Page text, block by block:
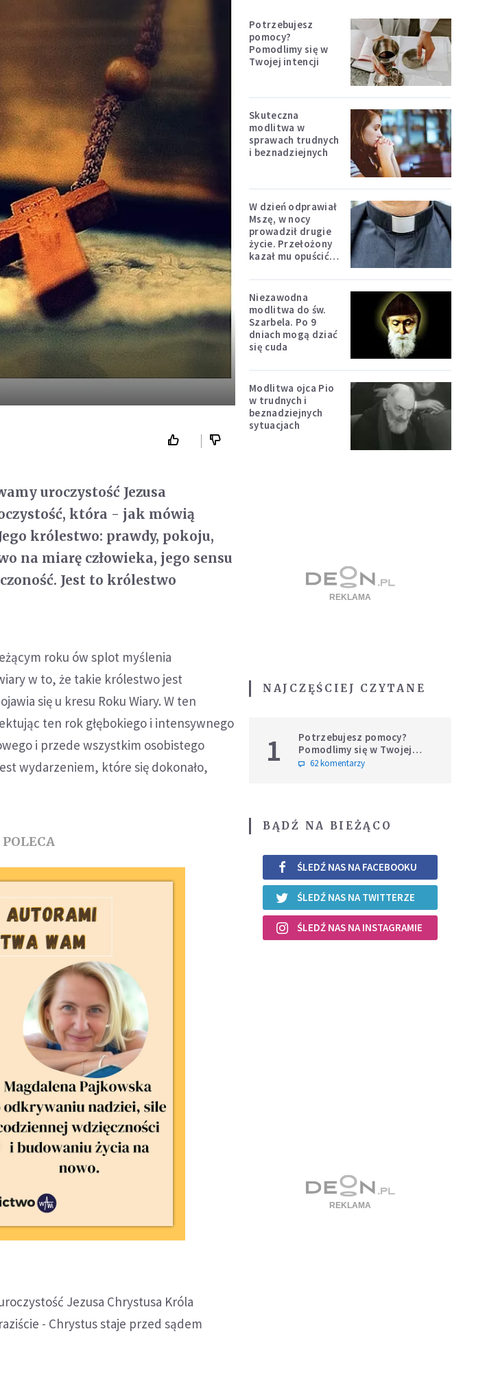
uroczystość Jezusa
która - jak mówią
królestwo: prawdy, pokoju,
na miarę człowieka, jego sensu
Jest to królestwo
roku ów splot myślenia
w to, że takie królestwo jest
się u kresu Roku Wiary. W ten
ten rok głębokiego i intensywnego
i przede wszystkim osobistego
wydarzeniem, które się dokonało,
Jezusa Chrystusa Króla
- Chrystus staje przed sądem
Potrzebujesz
pomocy?
Pomodlimy się w
Twojej intencji
Skuteczna
modlitwa w
sprawach trudnych
i beznadziejnych
W dzień odprawiał
Mszę, w nocy
prowadził drugie
życie. Przełożony
kazał mu opuścić
Niezawodna
modlitwa do św.
Szarbela. Po 9
dniach mogą dziać
się cuda
Modlitwa ojca Pio
w trudnych i
beznadziejnych
sytuacjach
NAJCZĘŚCIEJ CZYTANE
1
Potrzebujesz pomocy?
Pomodlimy się w Twojej
intencji
62 komentarzy
BĄDŹ NA BIEŻĄCO
ŚLEDŹ NAS NA FACEBOOKU
ŚLEDŹ NAS NA TWITTERZE
ŚLEDŹ NAS NA INSTAGRAMIE